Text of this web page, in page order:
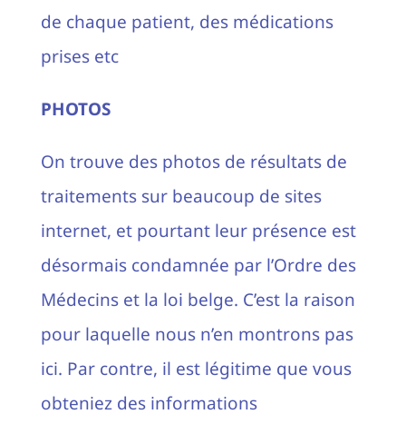
de chaque patient, des médications
prises etc
PHOTOS
On trouve des photos de résultats de
traitements sur beaucoup de sites
internet, et pourtant leur présence est
désormais condamnée par l’Ordre des
Médecins et la loi belge. C’est la raison
pour laquelle nous n’en montrons pas
ici. Par contre, il est légitime que vous
obteniez des informations